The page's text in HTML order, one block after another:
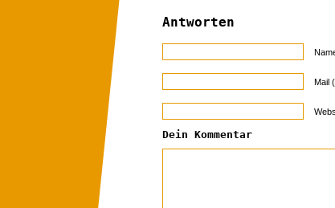
Antworten
Mail
Dein Kommentar